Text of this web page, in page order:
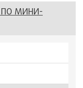
ПО МИНИ-